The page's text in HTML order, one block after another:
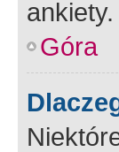
ankiety.
Góra